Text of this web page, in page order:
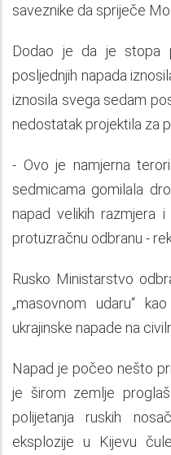
saveznike da spriječe
Dodao je da je stopa
posljednjih napada
iznosila svega sedam
nedostatak projektila za
- Ovo je namjerna
sedmicama gomilala
napad velikih razmjera
protuzračnu odbranu -
Rusko Ministarstvo
„masovnom udaru“
ukrajinske napade na
Napad je počeo nešto
je širom zemlje
polijetanja ruskih
eksplozije u Kijevu